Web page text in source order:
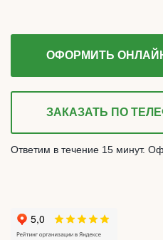
ОФОРМИТЬ
ЗАКАЗАТЬ ПО
Ответим в течение 15 минут.